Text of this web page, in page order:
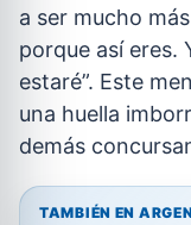
a ser mucho
porque así eres.
estaré”. Este
una huella
demás
TAMBIÉN EN